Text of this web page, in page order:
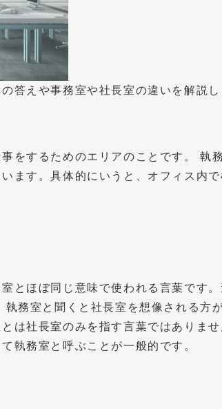
答えや事務室や社長室の違いを解説し
をするためのエリアのことです。 執
ます。具体的にいうと、オフィス内
とほぼ同じ意味で使われる言葉です。
務室と聞くと社長室を想像される方
は社長室のみを指す言葉ではありませ
執務室と呼ぶことが一般的です。